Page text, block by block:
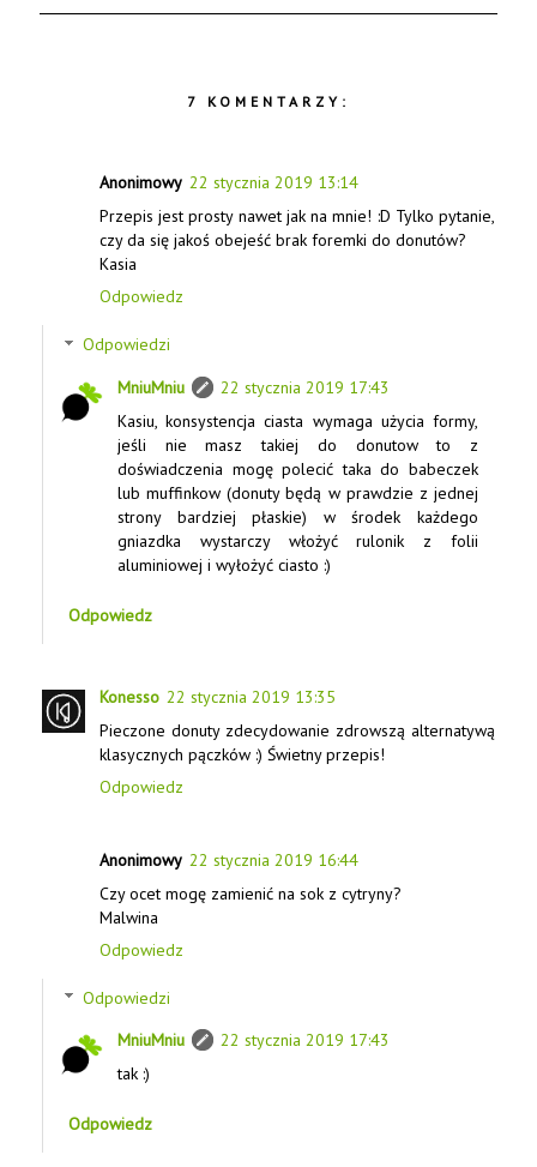
7 KOMENTARZY:
Anonimowy 22 stycznia 2019 13:14
Przepis jest prosty nawet jak na mnie! :D Tylko pytanie,
czy da się jakoś obejeść brak foremki do donutów?
Kasia
Odpowiedz
Odpowiedzi
MniuMniu
22 stycznia 2019 17:43
Kasiu, konsystencja ciasta wymaga użycia formy,
jeśli nie masz takiej do donutow to z
doświadczenia mogę polecić taka do babeczek
lub muffinkow (donuty będą w prawdzie z jednej
strony bardziej płaskie) w środek każdego
gniazdka wystarczy włożyć rulonik z folii
aluminiowej i wyłożyć ciasto :)
Odpowiedz
Konesso 22 stycznia 2019 13:35
Pieczone donuty zdecydowanie zdrowszą alternatywą
klasycznych pączków :) Świetny przepis!
Odpowiedz
Anonimowy 22 stycznia 2019 16:44
Czy ocet mogę zamienić na sok z cytryny?
Malwina
Odpowiedz
Odpowiedzi
MniuMniu
22 stycznia 2019 17:43
tak :)
Odpowiedz